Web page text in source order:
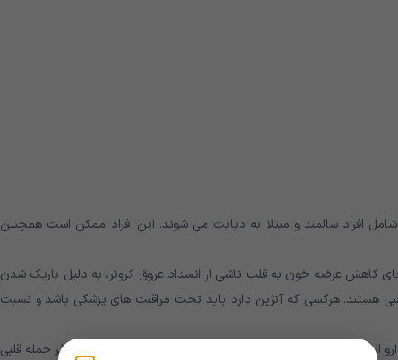
افراد سالمند و مبتلا به دیابت می شوند. این افراد ممکن است همچنین
کاهش عرضه خون به قلب ناشی از انسداد عروق کرونر، به دلیل باریک شدن
هستند. هرکسی که آنژین دارد باید تحت مراقبت های پزشکی باشد و نسبت
می رود. به این، آنژین پایدار می گویند. آنژین ناپایدار خطر حمله قلبی